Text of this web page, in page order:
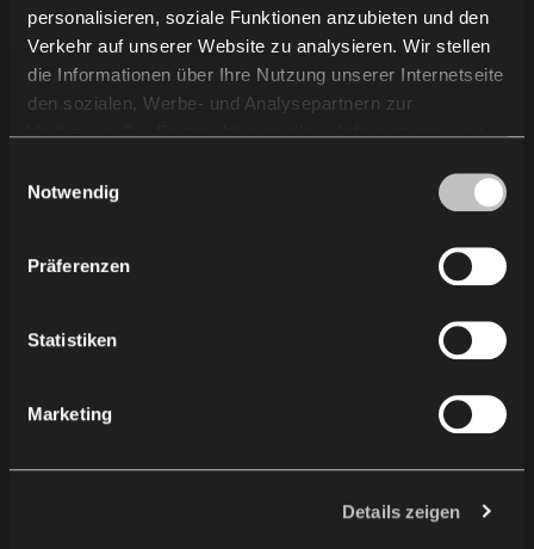
personalisieren, soziale Funktionen anzubieten und den
Verkehr auf unserer Website zu analysieren. Wir stellen
die Informationen über Ihre Nutzung unserer Internetseite
den sozialen, Werbe- und Analysepartnern zur
Verfügung. Die Partner können diese Informationen mit
erhaltenen Daten kombinieren. Die Verwendung von
Statistik-, Marketing- und Benutzerpräferenzen-Cookies
erfordert Ihre Zustimmung, welche Sie durch das Klicken
auf „Alle zulassen“ erteilen können. Wenn Sie Ihre
„Auswahl zulassen“. Sie können Ihre
Einwilligung/Einwilligungen jederzeit widerrufen, indem
von Cookies für die obigen Zwecke ist mit der
Der Personaldatenverwalter Ihrer personenbezogenen
Daten ist Nowy Styl sp. z o.o. In einigen Fällen können
Notwendig
Präferenzen
Statistiken
Marketing
Details zeigen
Projekte
Kompetenzen
Über uns
Nachhaltigkeit
Wissen
Lieferanten
Standorte in Deutschland
Kontaktieren Sie uns